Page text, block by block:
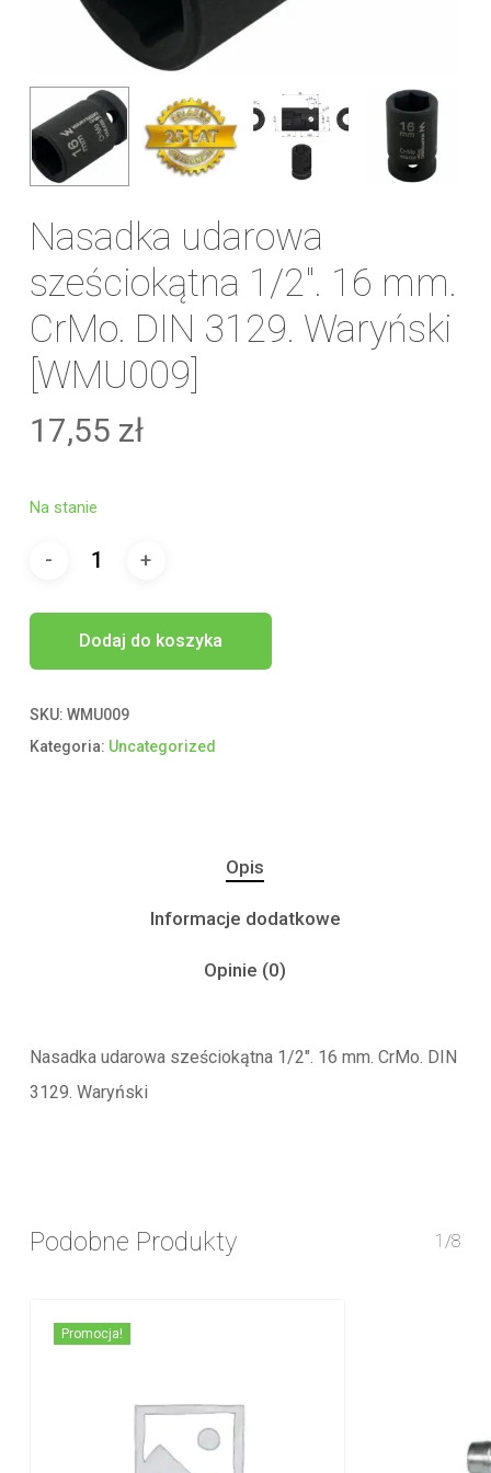
Nasadka udarowa
sześciokątna 1/2″. 16 mm.
CrMo. DIN 3129. Waryński
[WMU009]
17,55 zł
Na stanie
Dodaj do koszyka
SKU: WMU009
Kategoria: Uncategorized
Opis
Informacje dodatkowe
Opinie (0)
Nasadka udarowa sześciokątna 1/2″. 16 mm. CrMo. DIN
3129. Waryński
Podobne Produkty 1/8
Promocja!